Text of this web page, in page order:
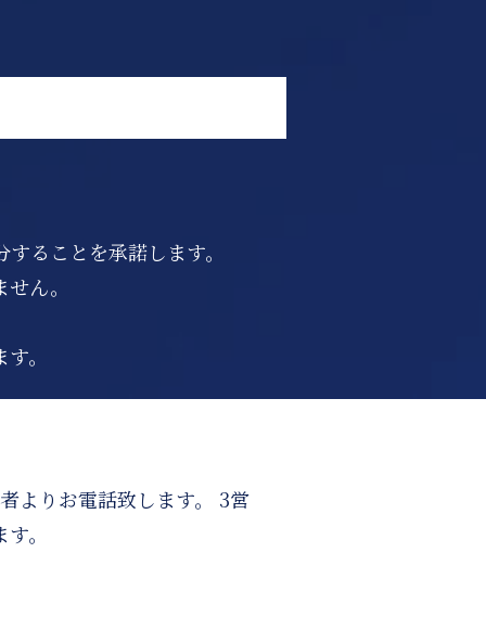
ることを承諾します。
ん。
。
よりお電話致します。 3営
。